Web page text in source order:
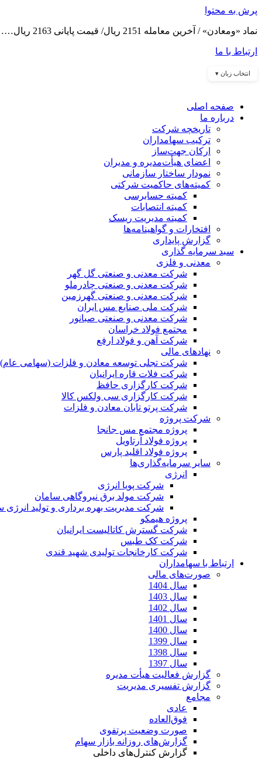
پرش به محتوا
نماد «ومعادن» / آخرین معامله 2151 ریال/ قیمت پایانی 2163 ریال……
ارتباط با ما
انتخاب زبان ▾
صفحه اصلی
درباره ما
تاریخچه شرکت
ترکیب سهامداران
ارکان جهت‌ساز
اعضای هیأت‌مدیره و مدیران
نمودار ساختار سازمانی
کمیته‌های حاکمیت شرکتی
کمیته حسابرسی
کمیته انتصابات
کمیته مدیریت ریسک
افتخارات و گواهینامه‌ها
گزارش پایداری
سبد سرمایه گذاری
معدنی و فلزی
شرکت معدنی و صنعتی گل گهر
شرکت معدنی و صنعتی چادرملو
شرکت معدنی و صنعتی گهرزمین
شرکت ملی صنایع مس ایران
شرکت معدنی و صنعتی صبانور
مجتمع فولاد خراسان
شرکت آهن و فولاد ارفع
نهادهای مالی
شرکت تجلی توسعه معادن و فلزات (سهامی عام)
شرکت فلات قاره ایرانیان
شرکت کارگزاری حافظ
شرکت کارگزاری سی ولکس کالا
شرکت پرتو تابان معادن و فلزات
شرکت پروژه
پروژه مجتمع مس جانجا
پروژه فولاد آرتاویل
پروژه فولاد اقلید پارس
سایر سرمایه‌گذاری‌ها
انرژی
شرکت پویا انرژی
شرکت مولد برق نیروگاهی سامان
شرکت مدیریت بهره برداری و تولید انرژی
پروژه هیمکو
شرکت گسترش کاتالیست ایرانیان
شرکت کک طبس
شرکت کارخانجات تولیدی شهید قندی
ارتباط با سهامداران
صورت‌های مالی
سال 1404
سال 1403
سال 1402
سال 1401
سال 1400
سال 1399
سال 1398
سال 1397
گزارش فعالیت هیأت مدیره
گزارش تفسیری مدیریت
مجامع
عادی
فوق‌العاده
صورت وضعیت پرتفوی
گزارش‌های روزانه بازار سهام
گزارش کنترل‌های داخلی